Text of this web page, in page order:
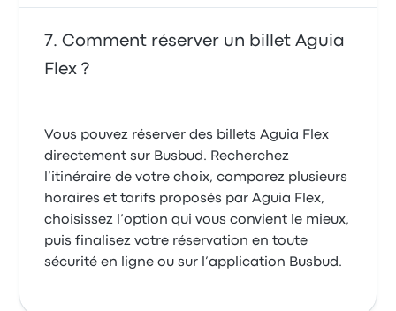
Comment réserver un billet Aguia
Flex ?
Vous pouvez réserver des billets Aguia Flex
directement sur Busbud. Recherchez
l’itinéraire de votre choix, comparez plusieurs
horaires et tarifs proposés par Aguia Flex,
choisissez l’option qui vous convient le mieux,
puis finalisez votre réservation en toute
sécurité en ligne ou sur l’application Busbud.